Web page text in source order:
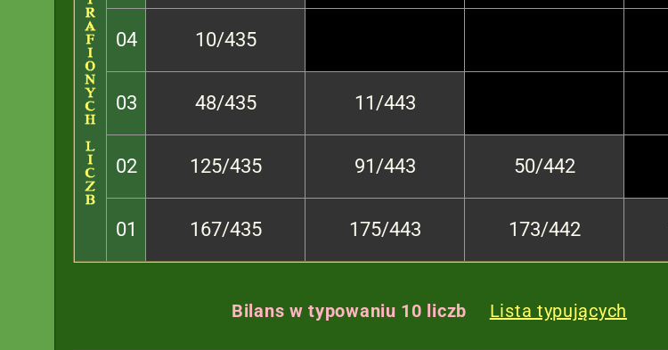
04 10/435
03 48/435 11/443
02 125/435 91/443 50/442
01 167/435 175/443 173/442
Bilans w typowaniu 10 liczb Lista typujących